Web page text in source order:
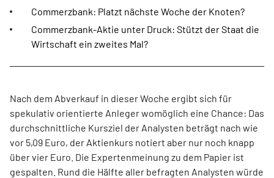
Commerzbank: Platzt nächste Woche der Knoten?
Commerzbank-Aktie unter Druck: Stützt der Staat die
Wirtschaft ein zweites Mal?
Nach dem Abverkauf in dieser Woche ergibt sich für
spekulativ orientierte Anleger womöglich eine Chance: Das
durchschnittliche Kursziel der Analysten beträgt nach wie
vor 5,09 Euro, der Aktienkurs notiert aber nur noch knapp
über vier Euro. Die Expertenmeinung zu dem Papier ist
gespalten. Rund die Hälfte aller befragten Analysten würde